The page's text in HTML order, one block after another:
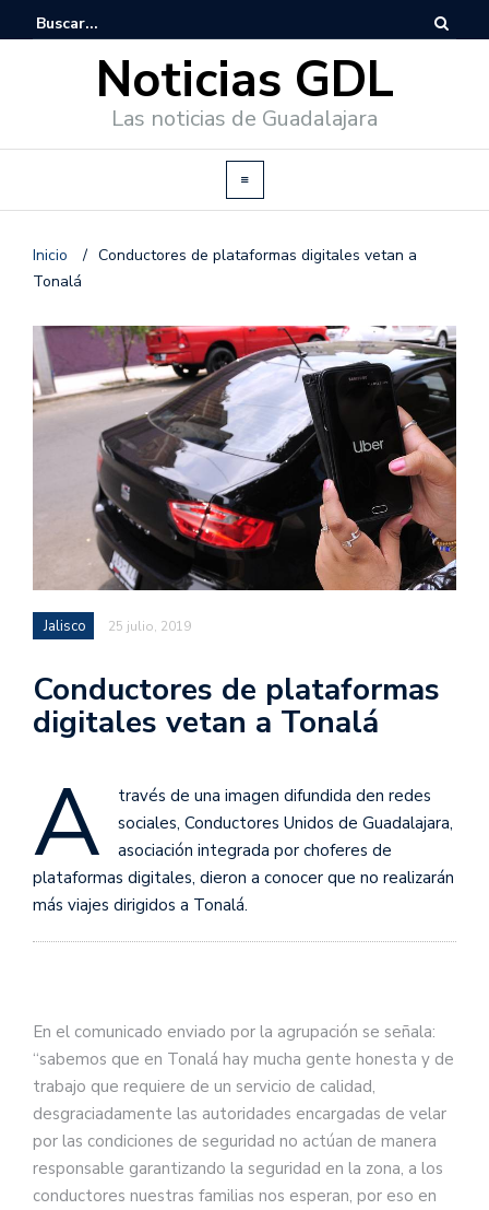
Noticias GDL
Las noticias de Guadalajara
Inicio / Conductores de plataformas digitales vetan a
Tonalá
Jalisco 25 julio, 2019
Conductores de plataformas
digitales vetan a Tonalá
A
través de una imagen difundida den redes
sociales, Conductores Unidos de Guadalajara,
asociación integrada por choferes de
plataformas digitales, dieron a conocer que no realizarán
más viajes dirigidos a Tonalá.
En el comunicado enviado por la agrupación se señala:
“sabemos que en Tonalá hay mucha gente honesta y de
trabajo que requiere de un servicio de calidad,
desgraciadamente las autoridades encargadas de velar
por las condiciones de seguridad no actúan de manera
responsable garantizando la seguridad en la zona, a los
conductores nuestras familias nos esperan, por eso en